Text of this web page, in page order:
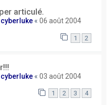
articulé.
cyberluke « 06 août 2004
1 2
cyberluke « 03 août 2004
1 2 3 4